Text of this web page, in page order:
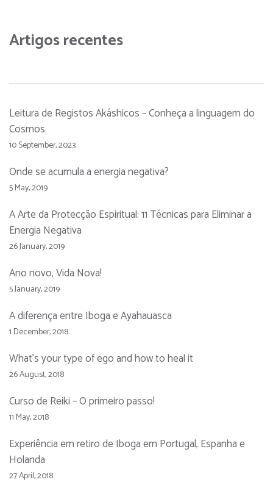
Artigos recentes
Leitura de Registos Akáshicos – Conheça a linguagem do
Cosmos
10 September, 2023
Onde se acumula a energia negativa?
5 May, 2019
A Arte da Protecção Espiritual: 11 Técnicas para Eliminar a
Energia Negativa
26 January, 2019
Ano novo, Vida Nova!
5 January, 2019
A diferença entre Iboga e Ayahauasca
1 December, 2018
What’s your type of ego and how to heal it
26 August, 2018
Curso de Reiki – O primeiro passo!
11 May, 2018
Experiência em retiro de Iboga em Portugal, Espanha e
Holanda
27 April, 2018